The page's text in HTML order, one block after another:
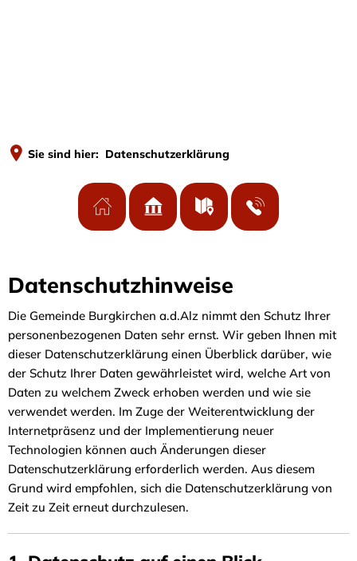
Sie sind hier: Datenschutzerklärung
Datenschutzerklärung
Datenschutzhinweise
Die Gemeinde Burgkirchen a.d.Alz nimmt den Schutz Ihrer
personenbezogenen Daten sehr ernst. Wir geben Ihnen mit
dieser Datenschutzerklärung einen Überblick darüber, wie
der Schutz Ihrer Daten gewährleistet wird, welche Art von
Daten zu welchem Zweck erhoben werden und wie sie
verwendet werden. Im Zuge der Weiterentwicklung der
Internetpräsenz und der Implementierung neuer
Technologien können auch Änderungen dieser
Datenschutzerklärung erforderlich werden. Aus diesem
Grund wird empfohlen, sich die Datenschutzerklärung von
Zeit zu Zeit erneut durchzulesen.